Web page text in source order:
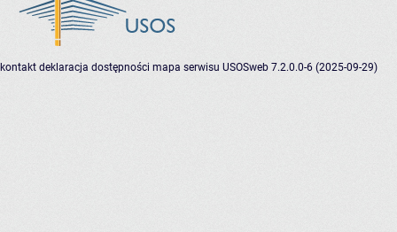
kontakt deklaracja dostępności mapa serwisu USOSweb 7.2.0.0-6 (2025-09-29)